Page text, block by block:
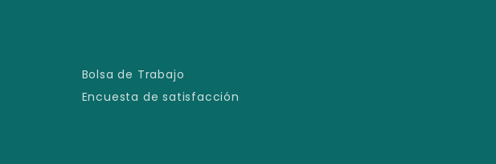
Bolsa de Trabajo
Encuesta de satisfacción